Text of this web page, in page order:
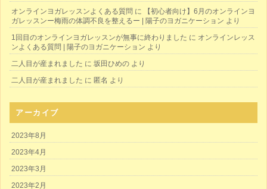
オンラインヨガレッスンよくある質問 に
【初心者向け】6月のオンラインヨ
ガレッスンー梅雨の体調不良を整えるー | 陽子のヨガニケーション より
1回目のオンラインヨガレッスンが無事に終わりました に オンラインレッス
ンよくある質問 | 陽子のヨガニケーション より
二人目が産まれました に 坂田ひめの より
二人目が産まれました に 匿名 より
アーカイブ
2023年8月
2023年4月
2023年3月
2023年2月